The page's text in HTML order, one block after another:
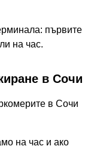
първите
на час.
в Сочи
в Сочи
на час и ако